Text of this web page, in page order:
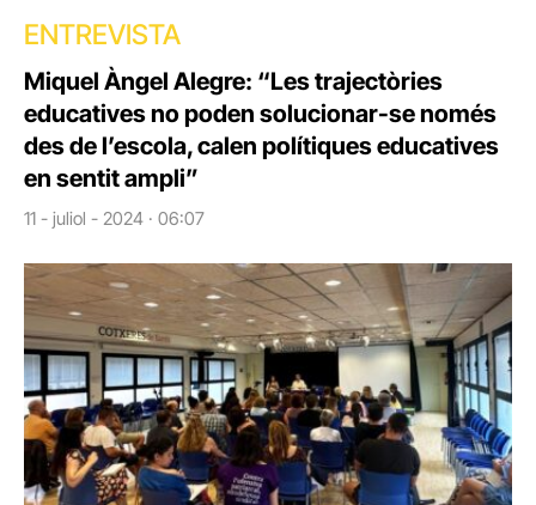
ENTREVISTA
Miquel Àngel Alegre: “Les trajectòries
educatives no poden solucionar-se només
des de l’escola, calen polítiques educatives
en sentit ampli”
11 - juliol - 2024 · 06:07